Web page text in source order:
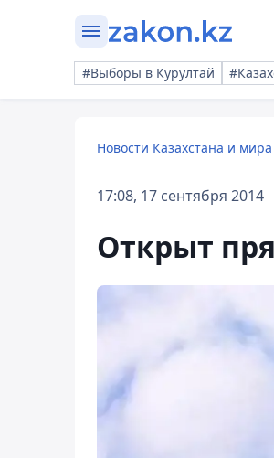
#Выборы в Курултай
Новости Казахстана и
17:08, 17 сентября 2014
Открыт